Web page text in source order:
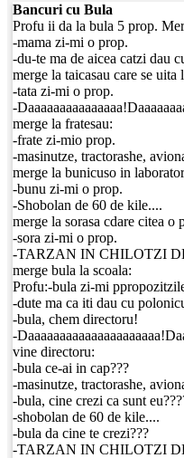
Bancuri cu Bula
Profu ii da la bula 5 prop.
-mama zi-mi o prop.
-du-te ma de aicea catzi dau
merge la taicasau care se uita
-tata zi-mi o prop.
-
merge la fratesau:
-frate zi-mio prop.
-masinutze, tractorashe,
merge la bunicuso in
-bunu zi-mi o prop.
-Shobolan de 60 de kile....
merge la sorasa cdare citea o
-sora zi-mi o prop.
-TARZAN IN CHILOTZI
merge bula la scoala:
Profu:-bula zi-mi
-dute ma ca iti dau cu
-bula, chem directoru!
-
vine directoru:
-bula ce-ai in cap???
-masinutze, tractorashe,
-bula, cine crezi ca sunt
-shobolan de 60 de kile....
-bula da cine te crezi???
-TARZAN IN CHILOTZI